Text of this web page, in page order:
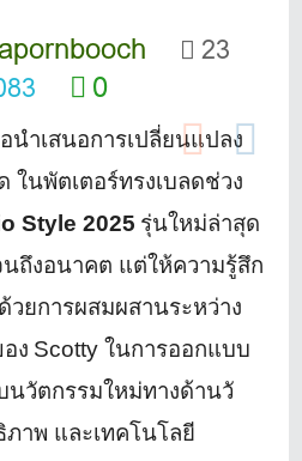
23
0
นำเสนอการเปลี่ยนแปลง
ในพัตเตอร์ทรงเบลดช่วง
Style2025 รุ่นใหม่ล่าสุด
ถึงอนาคต แต่ให้ความรู้สึก
วยการผสมผสานระหว่าง
ง Scottyในการออกแบบ
นวัตกรรมใหม่ทางด้านวั
ภาพ และเทคโนโลยี